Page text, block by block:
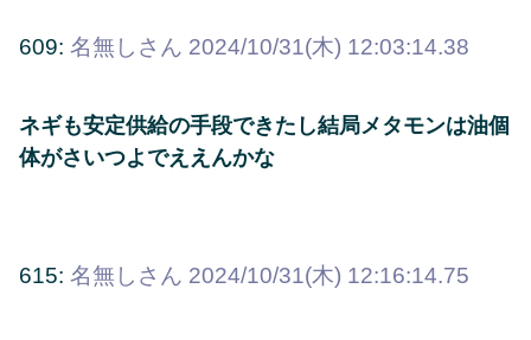
609: 名無しさん 2024/10/31(木) 12:03:14.38
ネギも安定供給の手段できたし結局メタモンは油個
体がさいつよでええんかな
615: 名無しさん 2024/10/31(木) 12:16:14.75